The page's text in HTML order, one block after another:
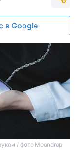
в Google
/ фото Moondrop